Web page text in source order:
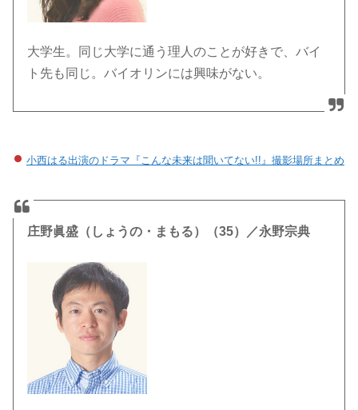
大学生。同じ大学に通う理人のことが好きで、バイ
ト先も同じ。バイオリンには興味がない。
小西はる出演のドラマ『こんな未来は聞いてない!!』撮影場所まとめ
庄野眞盛（しょうの・まもる）（35）／永野宗典